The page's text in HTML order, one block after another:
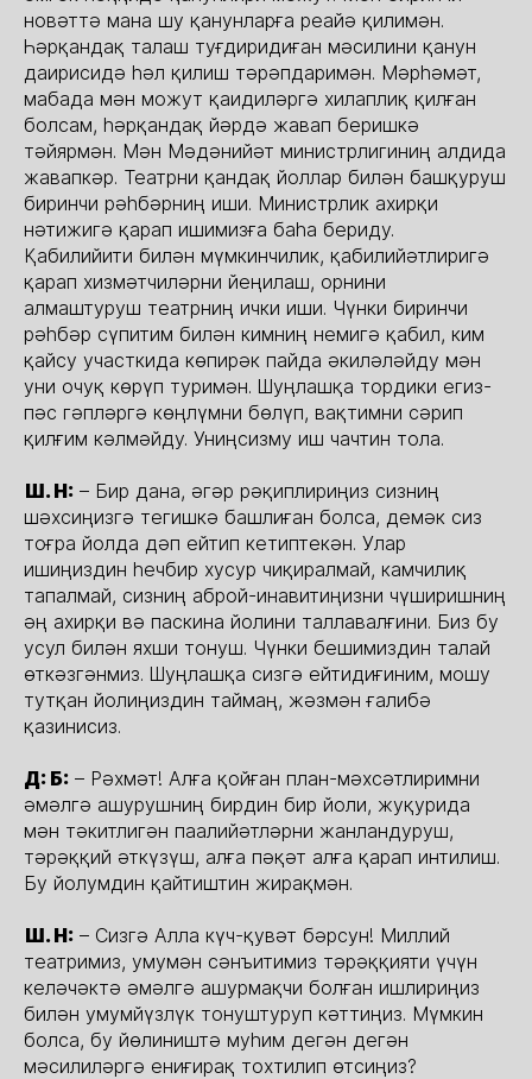
новәттә мана шу қанунларға реайә қилимән.
Һәрқандақ талаш туғдиридиған мәсилини қанун
даирисидә һәл қилиш тәрәпдаримән. Мәрһәмәт,
мабада мән можут қаидиләргә хилаплиқ қилған
болсам, һәрқандақ йәрдә жавап беришкә
тәйярмән. Мән Мәдәнийәт министрлигиниң алдида
жавапкәр. Театрни қандақ йоллар билән башқуруш
биринчи рәһбәрниң иши. Министрлик ахирқи
нәтижигә қарап ишимизға баһа бериду.
Қабилийити билән мүмкинчилик, қабилийәтлиригә
қарап хизмәтчиләрни йеңилаш, орнини
алмаштуруш театрниң ички иши. Чүнки биринчи
рәһбәр сүпитим билән кимниң немигә қабил, ким
қайсу участкида көпирәк пайда әкиләләйду мән
уни очуқ көрүп туримән. Шуңлашқа тордики егиз-
пәс гәпләргә көңлүмни бөлүп, вақтимни сәрип
қилғим кәлмәйду. Униңсизму иш чачтин тола.
Ш. Н: – Бир дана, әгәр рәқиплириңиз сизниң
шәхсиңизгә тегишкә башлиған болса, демәк сиз
тоғра йолда дәп ейтип кетиптекән. Улар
ишиңиздин һечбир хусур чиқиралмай, камчилиқ
тапалмай, сизниң аброй-инавитиңизни чүширишниң
әң ахирқи вә паскина йолини таллавалғини. Биз бу
усул билән яхши тонуш. Чүнки бешимиздин талай
өткәзгәнмиз. Шуңлашқа сизгә ейтидиғиним, мошу
тутқан йолиңиздин таймаң, жәзмән ғалибә
қазинисиз.
Д: Б: – Рәхмәт! Алға қойған план-мәхсәтлиримни
әмәлгә ашурушниң бирдин бир йоли, жуқурида
мән тәкитлигән паалийәтләрни жанландуруш,
тәрәққий әткүзүш, алға пәқәт алға қарап интилиш.
Бу йолумдин қайтиштин жирақмән.
Ш. Н: – Сизгә Алла күч-қувәт бәрсун! Миллий
театримиз, умумән сәнъитимиз тәрәққияти үчүн
келәчәктә әмәлгә ашурмақчи болған ишлириңиз
билән умумйүзлүк тонуштуруп кәттиңиз. Мүмкин
болса, бу йөлиништә муһим дегән дегән
мәсилиләргә ениғирақ тохтилип өтсиңиз?